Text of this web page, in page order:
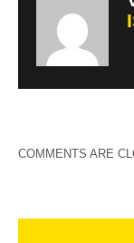
COMMENTS ARE